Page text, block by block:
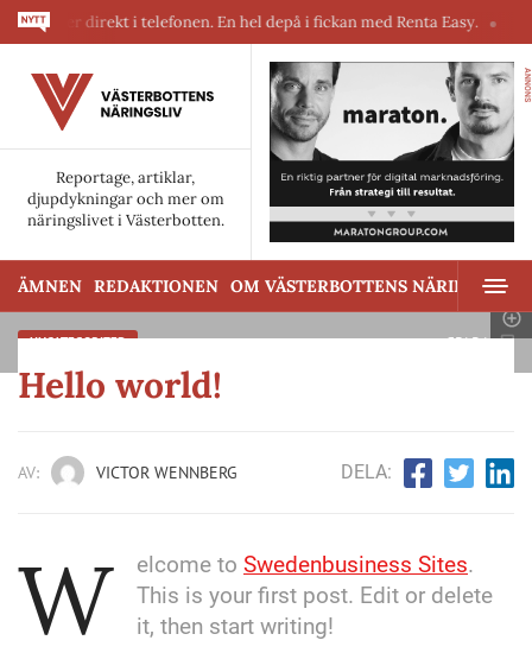
direkt i telefonen. En hel depå i fickan med Renta Easy.
Reportage, artiklar,
djupdykningar och mer om
näringslivet i Västerbotten.
ANNONS
ÄMNEN REDAKTIONEN OM VÄSTERBOTTENS NÄRINGSLIV
UNCATEGORIZED SPARA
Hello world!
AV: VICTOR WENNBERG DELA:
W elcome to Swedenbusiness Sites.
This is your first post. Edit or delete
it, then start writing!